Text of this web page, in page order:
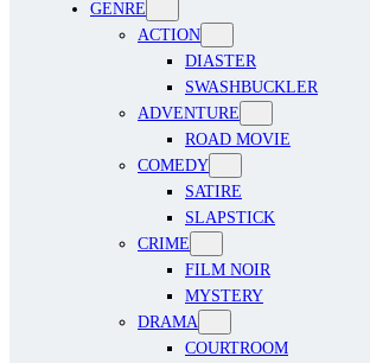
GENRE
ACTION
DIASTER
SWASHBUCKLER
ADVENTURE
ROAD MOVIE
COMEDY
SATIRE
SLAPSTICK
CRIME
FILM NOIR
MYSTERY
DRAMA
COURTROOM